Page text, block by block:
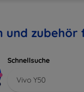
und zubehör
Schnellsuche
Vivo Y50